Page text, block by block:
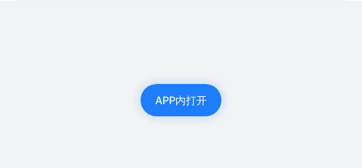
APP内打开